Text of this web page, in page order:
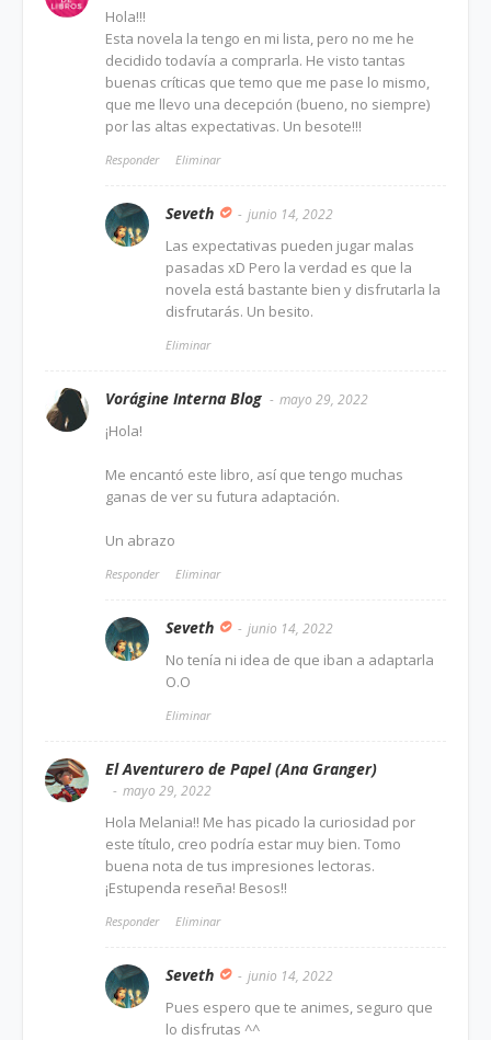
Hola!!!
Esta novela la tengo en mi lista, pero no me he
decidido todavía a comprarla. He visto tantas
buenas críticas que temo que me pase lo mismo,
que me llevo una decepción (bueno, no siempre)
por las altas expectativas. Un besote!!!
Responder Eliminar
Seveth junio 14, 2022
Las expectativas pueden jugar malas
pasadas xD Pero la verdad es que la
novela está bastante bien y disfrutarla la
disfrutarás. Un besito.
Eliminar
Vorágine Interna Blog mayo 29, 2022
¡Hola!
Me encantó este libro, así que tengo muchas
ganas de ver su futura adaptación.
Un abrazo
Responder Eliminar
Seveth junio 14, 2022
No tenía ni idea de que iban a adaptarla
O.O
Eliminar
El Aventurero de Papel (Ana Granger)
mayo 29, 2022
Hola Melania!! Me has picado la curiosidad por
este título, creo podría estar muy bien. Tomo
buena nota de tus impresiones lectoras.
¡Estupenda reseña! Besos!!
Responder Eliminar
Seveth junio 14, 2022
Pues espero que te animes, seguro que
lo disfrutas ^^